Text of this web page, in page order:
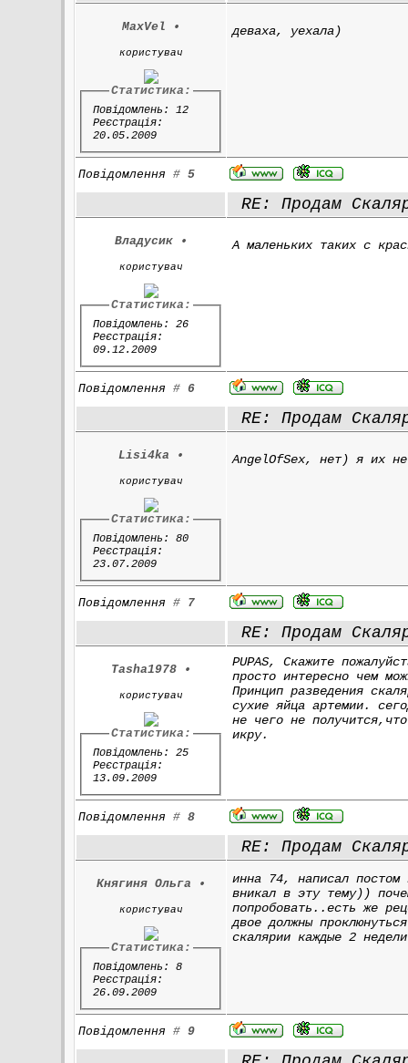
MaxVel •
користувач
Статистика:
Повідомлень: 12
Реєстрація:
20.05.2009
деваха, уехала)
Повідомлення#5
RE: Продам
Владусик •
користувач
Статистика:
Повідомлень: 26
Реєстрація:
09.12.2009
А маленьких таких с
Повідомлення#6
RE: Продам
Lisi4ka •
користувач
Статистика:
Повідомлень: 80
Реєстрація:
23.07.2009
AngelOfSex, нет) я их не
Повідомлення# 7
RE: Продам
Tasha1978 •
користувач
Статистика:
Повідомлень: 25
Реєстрація:
13.09.2009
PUPAS, Скажите
просто интересно чем
Принцип разведения
сухие яйца артемии.
не чего не
икру.
Повідомлення#8
RE: Продам
Княгиня Ольга •
користувач
Статистика:
Повідомлень: 8
Реєстрація:
26.09.2009
инна 74, написал
вникал в эту тему))
попробовать..есть же
двое должны
скалярии каждые 2
Повідомлення#9